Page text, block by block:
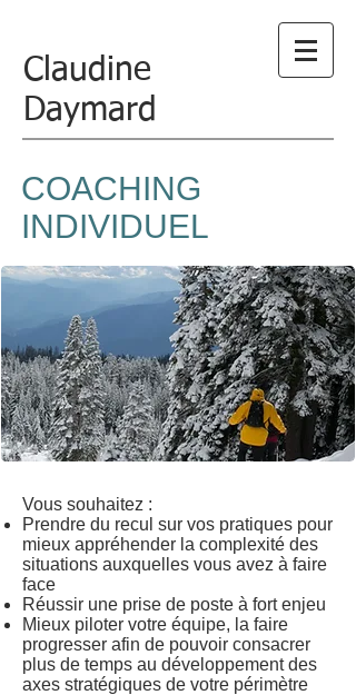
Claudine
Daymard
COACHING
INDIVIDUEL
Vous souhaitez :
Prendre du recul sur vos pratiques pour
mieux appréhender la complexité des
situations auxquelles vous avez à faire
face
Réussir une prise de poste à fort enjeu
Mieux piloter votre équipe, la faire
progresser afin de pouvoir consacrer
plus de temps au développement des
axes stratégiques de votre périmètre